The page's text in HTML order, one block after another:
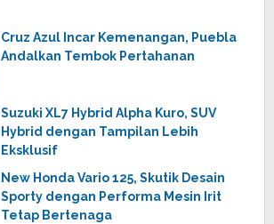
Cruz Azul Incar Kemenangan, Puebla
Andalkan Tembok Pertahanan
Suzuki XL7 Hybrid Alpha Kuro, SUV
Hybrid dengan Tampilan Lebih
Eksklusif
New Honda Vario 125, Skutik Desain
Sporty dengan Performa Mesin Irit
Tetap Bertenaga